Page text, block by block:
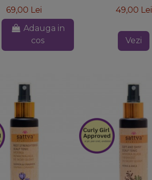
69,00 Lei
Adauga in
cos
49,00 Lei
Vezi